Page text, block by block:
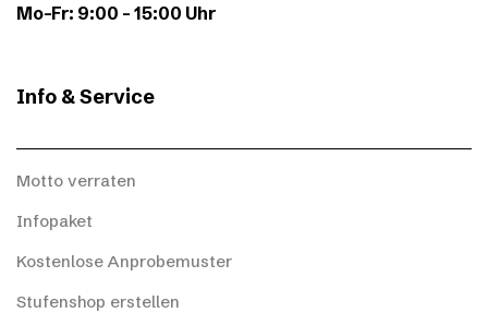
Mo–Fr: 9:00 – 15:00 Uhr
Info & Service
Motto verraten
Infopaket
Kostenlose Anprobemuster
Stufenshop erstellen